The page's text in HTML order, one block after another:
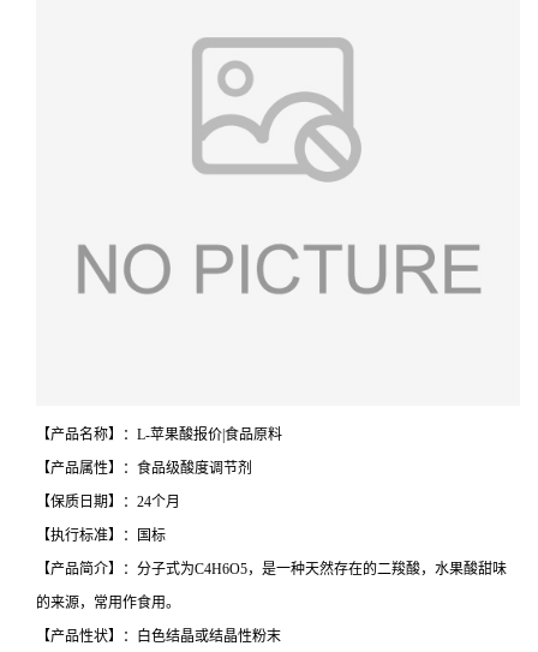
【产品名称】：L-苹果酸报价|食品原料
【产品属性】：食品级酸度调节剂
【保质日期】：24个月
【执行标准】：国标
【产品简介】：分子式为C4H6O5，是一种天然存在的二羧酸，水果酸甜味
的来源，常用作食用。
【产品性状】：白色结晶或结晶性粉末